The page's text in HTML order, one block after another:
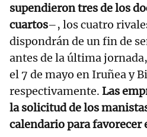
supendieron tres de los
cuartos–, los cuatro
dispondrán de un fin de
antes de la última
el 7 de mayo en Iruñea y
respectivamente. Las
la solicitud de los
calendario para favorecer